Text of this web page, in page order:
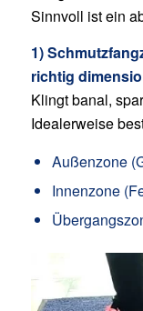
Sinnvoll ist ein
1)
richtig
Klingt banal,
Idealerweise
Außenzone
Innenzone